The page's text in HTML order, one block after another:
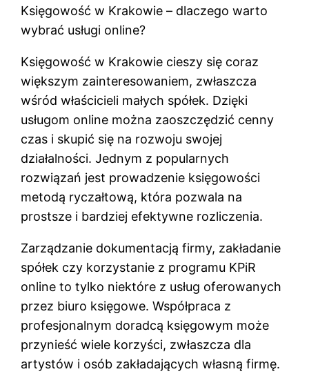
Księgowość w Krakowie – dlaczego warto
wybrać usługi online?
Księgowość w Krakowie cieszy się coraz
większym zainteresowaniem, zwłaszcza
wśród właścicieli małych spółek. Dzięki
usługom online można zaoszczędzić cenny
czas i skupić się na rozwoju swojej
działalności. Jednym z popularnych
rozwiązań jest prowadzenie księgowości
metodą ryczałtową, która pozwala na
prostsze i bardziej efektywne rozliczenia.
Zarządzanie dokumentacją firmy, zakładanie
spółek czy korzystanie z programu KPiR
online to tylko niektóre z usług oferowanych
przez biuro księgowe. Współpraca z
profesjonalnym doradcą księgowym może
przynieść wiele korzyści, zwłaszcza dla
artystów i osób zakładających własną firmę.